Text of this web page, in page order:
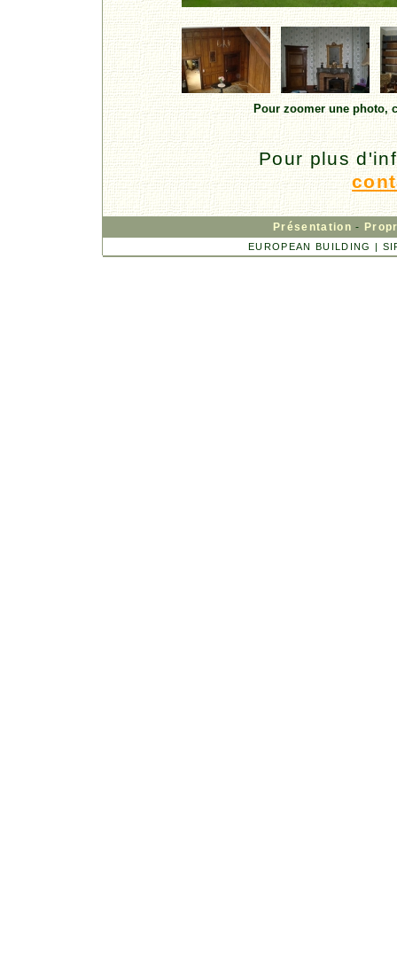
Pour zoomer une photo,
Pour plus
Présentation -
EUROPEAN BUILDING |